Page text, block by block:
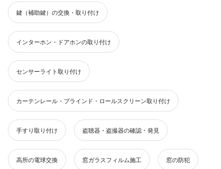
鍵（補助鍵）の交換・取り付け
インターホン・ドアホンの取り付け
センサーライト取り付け
カーテンレール・ブラインド・ロールスクリーン取り付け
手すり取り付け 盗聴器・盗撮器の確認・発見
高所の電球交換 窓ガラスフィルム施工 窓の防犯